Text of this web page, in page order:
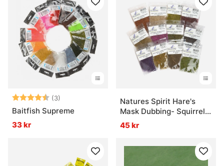
Betyg: (3)
4.3 utav 5 stjärnor
Baitfish Supreme
33 kr
Natures Spirit Hare's
Mask Dubbing- Squirrel
Blend
45 kr